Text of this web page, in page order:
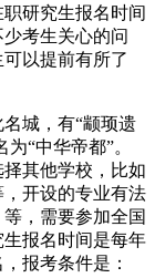
研究生报名时间
考生关心的问
以提前有所了
城，有“颛顼遗
“中华帝都”。
其他学校，比如
开设的专业有法
，需要参加全国
报名时间是每年
报考条件是：